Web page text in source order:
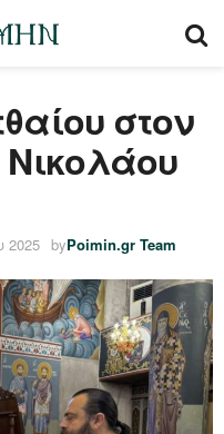
στον
Νικολάου
2025 byPoimin.gr Team